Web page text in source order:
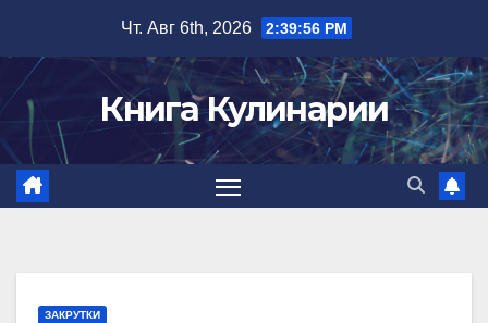
содержимому
Чт. Авг 6th, 2026 2:39:57 PM
Книга Кулинарии
ЗАКРУТКИ